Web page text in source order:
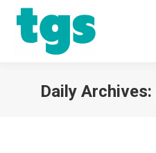
Daily Archives: